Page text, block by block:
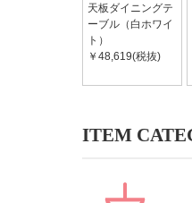
天板ダイニングテ
ーブル（白ホワイ
ト）
￥48,619(税抜)